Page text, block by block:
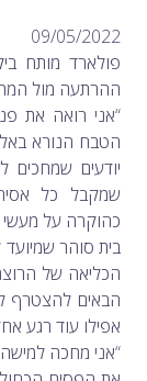
09/05/2022
פולארד מותח
ההרתעה מול
“אני רואה את
הטבח הנורא
יודעים
שמקבל כל
כהוקרה על מעשי
בית סוהר
הכליאה של
הבאים להצטרף
אפילו עוד רגע
“אני מחכה